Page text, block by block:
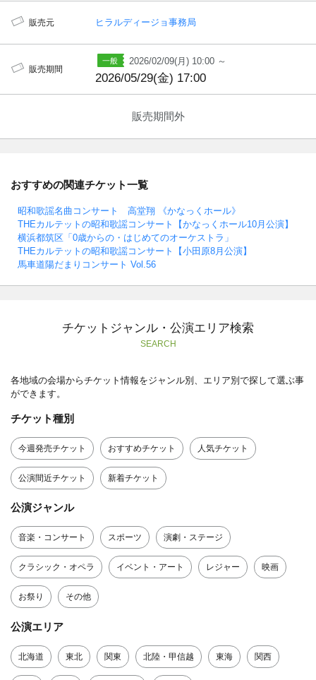
販売元 ヒラルディージョ事務局
販売期間
2026/02/09(月) 10:00 ～
2026/05/29(金) 17:00
販売期間外
おすすめの関連チケット一覧
昭和歌謡名曲コンサート 高堂翔 《かなっくホール》
THEカルテットの昭和歌謡コンサート【かなっくホール10月公演】
横浜都筑区「0歳からの・はじめてのオーケストラ」
THEカルテットの昭和歌謡コンサート【小田原8月公演】
馬車道陽だまりコンサート Vol.56
チケットジャンル・公演エリア検索
SEARCH
各地域の会場からチケット情報をジャンル別、エリア別で探して選ぶ事
ができます。
チケット種別
今週発売チケット おすすめチケット 人気チケット
公演間近チケット 新着チケット
公演ジャンル
音楽・コンサート スポーツ 演劇・ステージ
クラシック・オペラ イベント・アート レジャー 映画
お祭り その他
公演エリア
北海道 東北 関東 北陸・甲信越 東海 関西